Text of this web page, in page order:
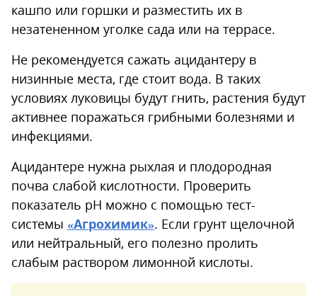
кашпо или горшки и разместить их в
незатененном уголке сада или на террасе.
Не рекомендуется сажать ацидантеру в
низинные места, где стоит вода. В таких
условиях луковицы будут гнить, растения будут
активнее поражаться грибными болезнями и
инфекциями.
Ацидантере нужна рыхлая и плодородная
почва слабой кислотности. Проверить
показатель рН можно с помощью тест-
системы «Агрохимик». Если грунт щелочной
или нейтральный, его полезно пролить
слабым раствором лимонной кислоты.